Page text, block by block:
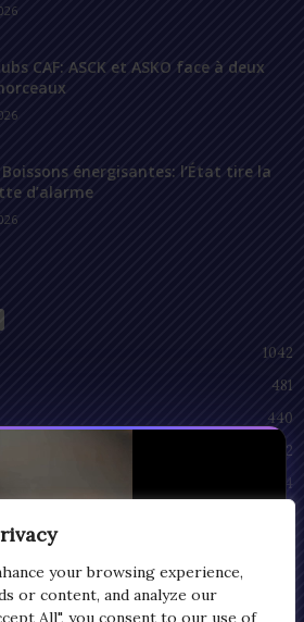
your browsing experience,
or content, and analyze our
All", you consent to our use of
CAF: ASCK et ASKO face à deux
énergisantes: l’État tire la
d’alarme
1042
481
440
212
94